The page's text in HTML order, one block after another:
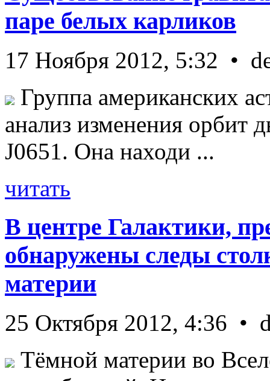
паре белых карликов
17 Ноября 2012, 5:32 •
Группа американских
анализ изменения орбит
J0651. Она находи ...
читать
В центре Галактики,
обнаружены следы
материи
25 Октября 2012, 4:36 •
Тёмной материи во